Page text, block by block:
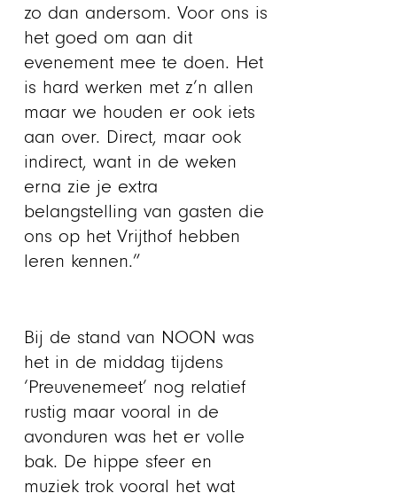
zo dan andersom. Voor ons is
het goed om aan dit
evenement mee te doen. Het
is hard werken met z’n allen
maar we houden er ook iets
aan over. Direct, maar ook
indirect, want in de weken
erna zie je extra
belangstelling van gasten die
ons op het Vrijthof hebben
leren kennen.”
Bij de stand van NOON was
het in de middag tijdens
‘Preuvenemeet’ nog relatief
rustig maar vooral in de
avonduren was het er volle
bak. De hippe sfeer en
muziek trok vooral het wat